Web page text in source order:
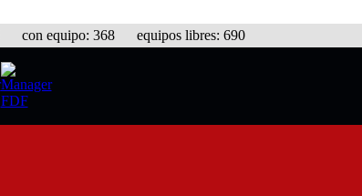
equipo: 368 equipos libres: 690